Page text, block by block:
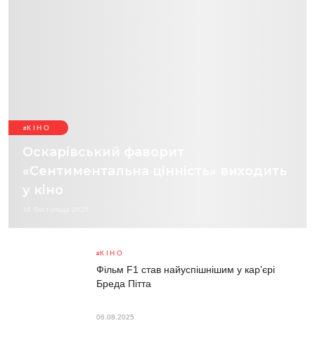
КІНО
Оскарівський фаворит
«Сентиментальна цінність» виходить
у кіно
КІНО
Фільм F1 став найуспішнішим у карʼєрі
Бреда Пітта
06.08.2025